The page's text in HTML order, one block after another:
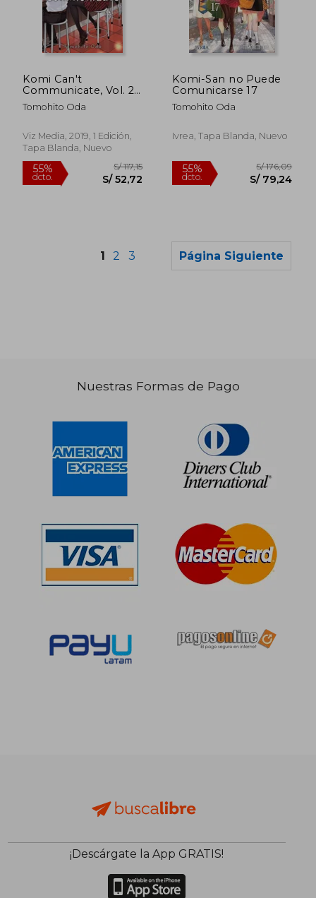
S/
S/ 97,54
Komi Can't
Communicate, Vol. 2
(2) (en Inglés)
Tomohito Oda
Viz Media, 2019, 1 Edición,
Tapa Blanda, Nuevo
Komi-San no Puede
Comunicarse 17
Tomohito Oda
Ivrea, Tapa Blanda, Nuevo
1 2 3 Página Siguiente
Nuestras Formas de Pago
¡Descárgate la App GRATIS!